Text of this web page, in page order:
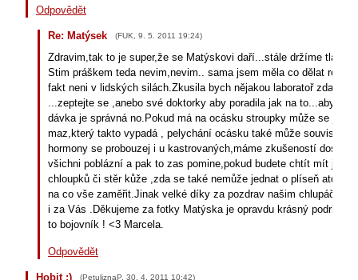
Odpovědět
Re: Matýsek (FUK 9. 5. 2011 19:24)
Zdravim,tak to je super,že se Matýskovi daří...stále držíme
Stim práškem teda nevim,nevim.. sama jsem měla co dělat
fakt neni v lidských silách.Zkusila bych nějakou laboratoř zda by
...zeptejte se ,anebo své doktorky aby poradila jak na to...aby
dávka je správná no.Pokud má na ocásku stroupky může se
maz,který takto vypadá , pelychání ocásku také může souviset s
hormony se probouzej i u kastrovaných,máme zkušeností
všichni poblázní a pak to zas pomine,pokud budete chtít mít
chloupků či stěr kůže ,zda se také nemůže jednat o plíseň
na co vše zaměřit.Jinak velké díky za pozdrav našim chlupáčum
i za Vás .Děkujeme za fotky Matýska je opravdu krásný podrbejte
to bojovník ! <3 Marcela.
Odpovědět
Hobit :) (PetuliznaP 30. 4. 2011 10:42)